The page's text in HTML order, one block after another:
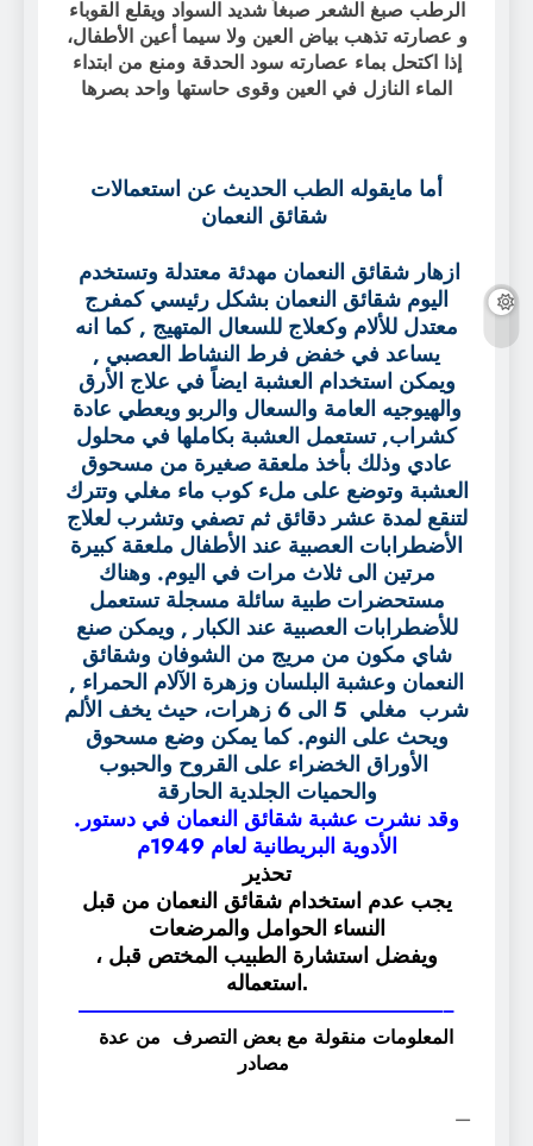
الرطب صبغ الشعر صبغاً شديد السواد ويقلع القوباء
و عصارته تذهب بياض العين ولا سيما أعين الأطفال،
إذا اكتحل بماء عصارته سود الحدقة ومنع من ابتداء
الماء النازل في العين وقوى حاستها واحد بصرها
أما مايقوله الطب الحديث عن استعمالات
شقائق النعمان
اليوم شقائق النعمان بشكل رئيسي كمفرج
معتدل للألام وكعلاج للسعال المتهيج , كما انه
يساعد في خفض فرط النشاط العصبي ,
ويمكن استخدام العشبة ايضاً في علاج الأرق
والهيوجيه العامة والسعال والربو ويعطي عادة
كشراب, تستعمل العشبة بكاملها في محلول
عادي وذلك بأخذ ملعقة صغيرة من مسحوق
العشبة وتوضع على ملء كوب ماء مغلي وتترك
لتنقع لمدة عشر دقائق ثم تصفي وتشرب لعلاج
الأضطرابات العصبية عند الأطفال ملعقة كبيرة
مرتين الى ثلاث مرات في اليوم. وهناك
مستحضرات طبية سائلة مسجلة تستعمل
للأضطرابات العصبية عند الكبار , ويمكن صنع
شاي مكون من مريج من الشوفان وشقائق
النعمان وعشبة البلسان وزهرة الآلام الحمراء ,
شرب مغلي 5 الى 6 زهرات، حيث يخف الألم
ويحث على النوم. كما يمكن وضع مسحوق
الأوراق الخضراء على القروح والحبوب
والحميات الجلدية الحارقة
.وقد نشرت عشبة شقائق النعمان في دستور
الأدوية البريطانية لعام 1949م
تحذير
يجب عدم استخدام شقائق النعمان من قبل
النساء الحوامل والمرضعات
، ويفضل استشارة الطبيب المختص قبل
استعماله.
—————————————————–
—